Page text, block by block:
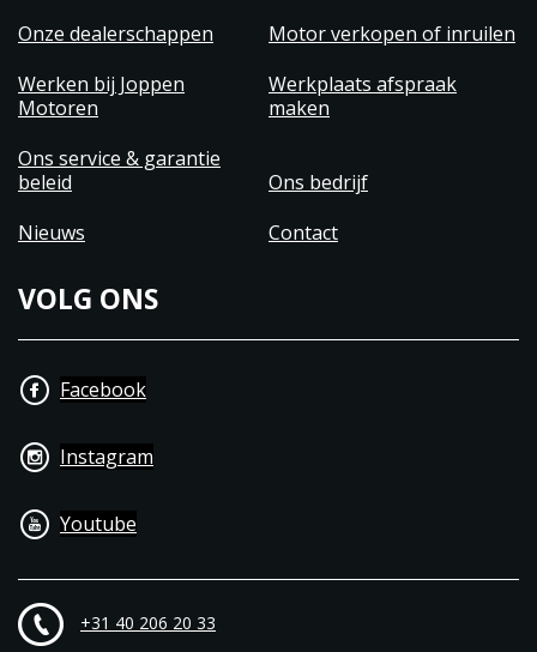
Onze dealerschappen
Motor verkopen of inruilen
Werken bij Joppen
Motoren
Werkplaats afspraak
maken
Ons service & garantie
beleid
Ons bedrijf
Nieuws
Contact
VOLG ONS
Facebook
Instagram
Youtube
+31 40 206 20 33